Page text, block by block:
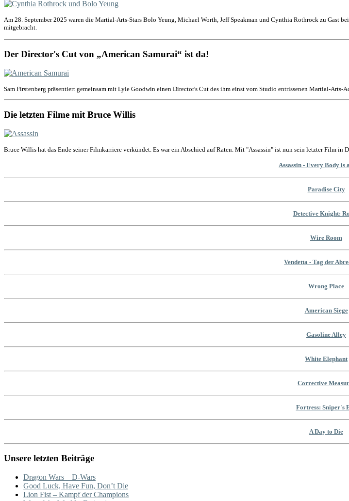
Am 28. September 2025 waren die Martial-Arts-Stars Bolo Yeung, Michael Worth, Jeff Speakman und Cynthia Rothrock zu Gast
mitgebracht.
Der Director's Cut von „American Samurai“ ist da!
Sam Firstenberg präsentiert gemeinsam mit Lyle Goodwin einen Director's Cut des ihm einst vom Studio entrissenen Martial-
Die letzten Filme mit Bruce Willis
Bruce Willis hat das Ende seiner Filmkarriere verkündet. Es war ein Abschied auf Raten. Mit "Assassin" ist nun sein letzter Film
Assassin - Every Body is
Paradise City
Detective Knight:
Wire Room
Vendetta - Tag der
Wrong Place
American Siege
Gasoline Alley
White Elephant
Corrective
Fortress: Sniper's
A Day to Die
Unsere letzten Beiträge
Dragon Wars – D-Wars
Good Luck, Have Fun, Don’t Die
Lion Fist – Kampf der Champions